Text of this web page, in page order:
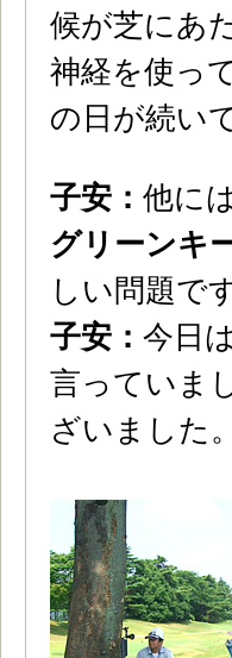
候が芝にあ
神経を使っ
の日が続い
子安： 他に
グリーンキ
しい問題です
子安： 今日
言っていま
ざいました。